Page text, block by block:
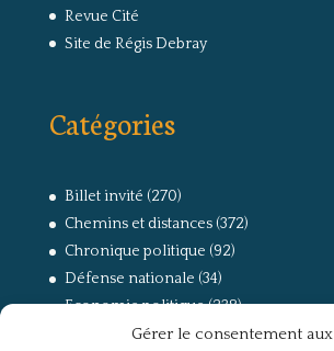
Gérer le consentement aux
Revue Cité
Site de Régis Debray
Catégories
Billet invité (270)
Chemins et distances(372)
Chronique politique (92)
Défense nationale (34)
Economie politique(238)
(168)